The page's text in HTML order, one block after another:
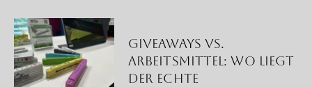
Giveaways vs.
Arbeitsmittel: Wo liegt
der echte